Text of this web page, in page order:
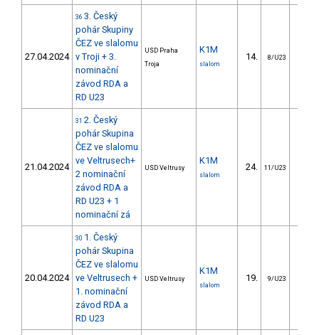
27.04.2024
36 3. Český
pohár Skupiny
ČEZ ve slalomu
v Troji + 3.
nominační
závod RDA a
RD U23
USD Praha
Troja
K1M
slalom
14. 8/U23
21.04.2024
31 2. Český
pohár Skupina
ČEZ ve slalomu
ve Veltrusech+
2 nominační
závod RDA a
RD U23 + 1
nominační zá
USD Veltrusy
K1M
slalom
24. 11/U23
20.04.2024
30 1. Český
pohár Skupina
ČEZ ve slalomu
ve Veltrusech +
1. nominační
závod RDA a
RD U23
USD Veltrusy
K1M
slalom
19. 9/U23